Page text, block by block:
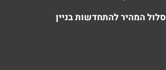
המהיר להתחדשות בניין